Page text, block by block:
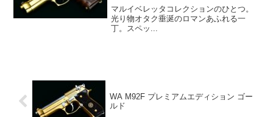
マルイベレッタコレクションのひとつ。
光り物オタク垂涎のロマンあふれる一
丁。スペッ...
WA M92F プレミアムエディション ゴー
ルド